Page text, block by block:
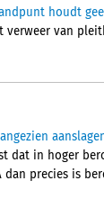
houdt
verweer van
dat in hoger
precies is